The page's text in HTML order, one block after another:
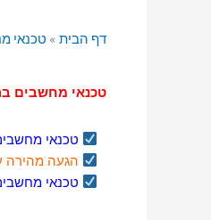
דף הבית » טכנאי
טכנאי מחשבים
טכנאי
הגעה מהירה
טכנאי מחשבים